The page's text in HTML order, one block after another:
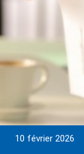
10 février 2026